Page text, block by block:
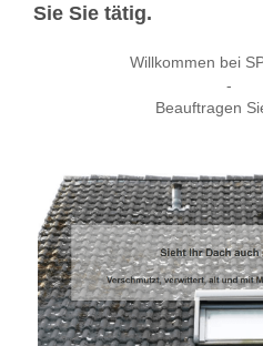
Sie Sie tätig.
Willkommen bei
-
Beauftragen